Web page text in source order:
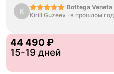
K
Bottega Veneta
Kirill Guzeev · в прошлом
44 490 ₽
15-19 дней